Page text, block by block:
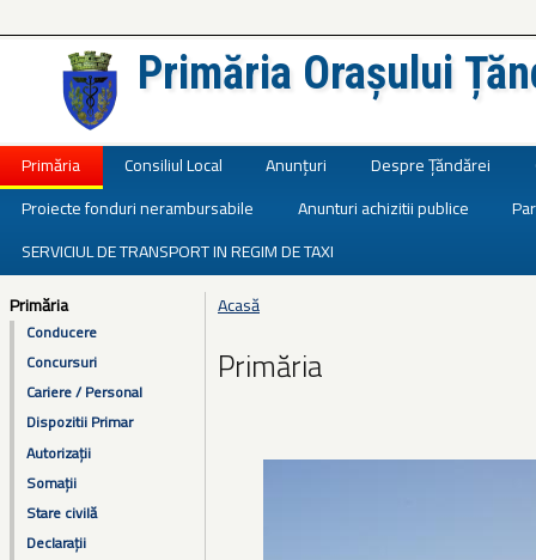
Primăria Orașului
Primăria Consiliul Local Anunțuri Despre Țăndărei
Proiecte fonduri nerambursabile
Anunturi achizitii publice
SERVICIUL DE TRANSPORT IN REGIM DE TAXI
Primăria
Conducere
Concursuri
Cariere / Personal
Dispozitii Primar
Autorizații
Somații
Stare civilă
Declarații
Eşti aici
Acasă
Primăria